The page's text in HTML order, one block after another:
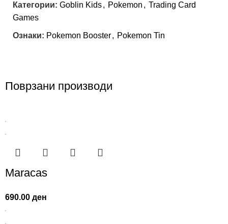
Категории: Goblin Kids, Pokemon , Trading Card
Games
Ознаки: Pokemon Booster, Pokemon Tin
Поврзани производи
Maracas
690.00ден